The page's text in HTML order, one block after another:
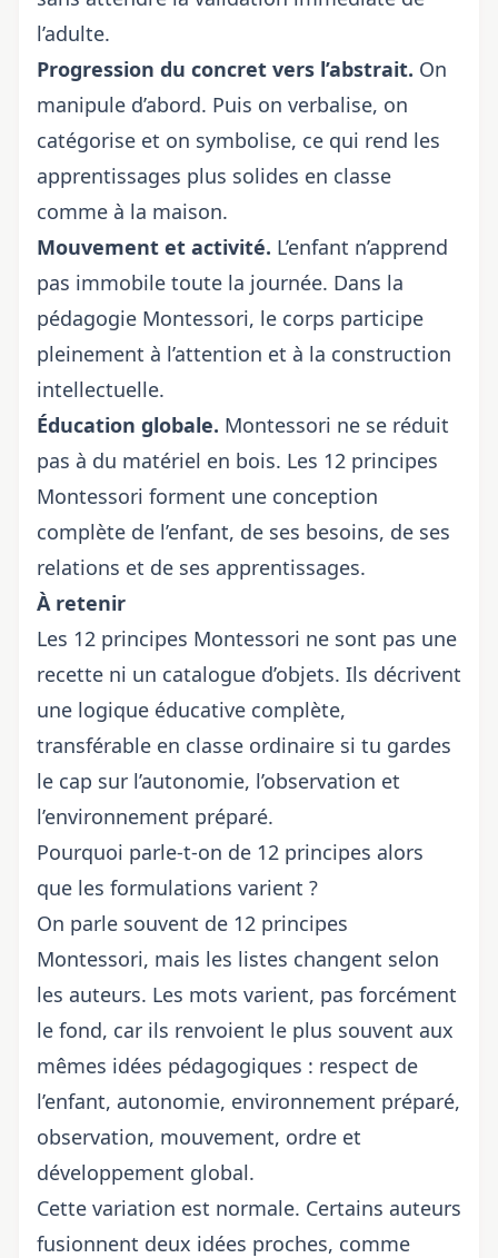
l’adulte.
Progression du concret vers l’abstrait. On
manipule d’abord. Puis on verbalise, on
catégorise et on symbolise, ce qui rend les
apprentissages plus solides en classe
comme à la maison.
Mouvement et activité. L’enfant n’apprend
pas immobile toute la journée. Dans la
pédagogie Montessori, le corps participe
pleinement à l’attention et à la construction
intellectuelle.
Éducation globale. Montessori ne se réduit
pas à du matériel en bois. Les 12 principes
Montessori forment une conception
complète de l’enfant, de ses besoins, de ses
relations et de ses apprentissages.
À retenir
Les 12 principes Montessori ne sont pas une
recette ni un catalogue d’objets. Ils décrivent
une logique éducative complète,
transférable en classe ordinaire si tu gardes
le cap sur l’autonomie, l’observation et
l’environnement préparé.
Pourquoi parle-t-on de 12 principes alors
que les formulations varient ?
On parle souvent de 12 principes
Montessori, mais les listes changent selon
les auteurs. Les mots varient, pas forcément
le fond, car ils renvoient le plus souvent aux
mêmes idées pédagogiques : respect de
l’enfant, autonomie, environnement préparé,
observation, mouvement, ordre et
développement global.
Cette variation est normale. Certains auteurs
fusionnent deux idées proches, comme